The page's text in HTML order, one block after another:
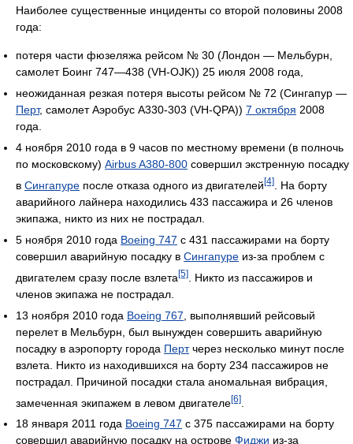
Наиболее существенные инциденты со второй половины 2008
года:
потеря части фюзеляжа рейсом № 30 (Лондон — Мельбурн,
самолет Боинг 747—438 (VH-OJK)) 25 июля 2008 года,
неожиданная резкая потеря высоты рейсом № 72 (Сингапур —
Перт, самолет Аэробус А330-303 (VH-QPA)) 7 октября 2008
года.
4 ноября 2010 года в 9 часов по местному времени (в полночь
по московскому) Airbus A380-800 совершил экстренную посадку
в Сингапуре после отказа одного из двигателей [4]
. На борту
аварийного лайнера находились 433 пассажира и 26 членов
экипажа, никто из них не пострадал.
5 ноября 2010 года Boeing 747 с 431 пассажирами на борту
совершил аварийную посадку в Сингапуре из-за проблем с
двигателем сразу после взлета [5]
. Никто из пассажиров и
членов экипажа не пострадал.
13 ноября 2010 года Boeing 767 , выполнявший рейсовый
перелет в Мельбурн, был вынужден совершить аварийную
посадку в аэропорту города Пертчерез несколько минут после
взлета. Никто из находившихся на борту 234 пассажиров не
пострадал. Причиной посадки стала аномальная вибрация,
замеченная экипажем в левом двигателе[6]
18 января 2011 года Boeing 747 с 375 пассажирами на борту
совершил аварийную посадку на острове Фиджи из-за